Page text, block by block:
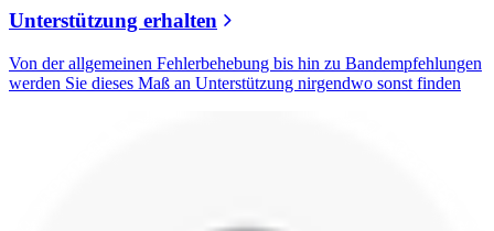
Unterstützung erhalten
Von der allgemeinen Fehlerbehebung bis hin zu Bandempfehlungen
werden Sie dieses Maß an Unterstützung nirgendwo sonst finden